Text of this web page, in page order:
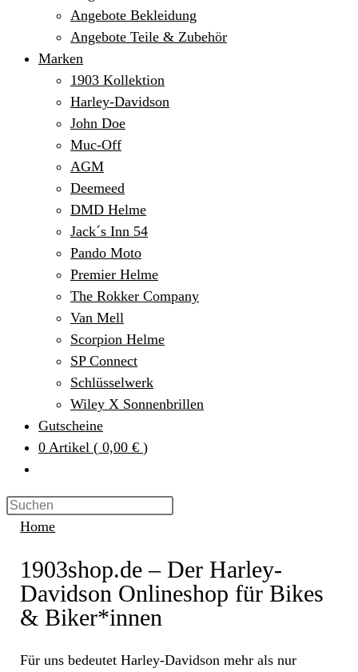
Angebote Bekleidung
Angebote Teile & Zubehör
Marken
1903 Kollektion
Harley-Davidson
John Doe
Muc-Off
AGM
Deemeed
DMD Helme
Jack´s Inn 54
Pando Moto
Premier Helme
The Rokker Company
Van Mell
Scorpion Helme
SP Connect
Schlüsselwerk
Wiley X Sonnenbrillen
Gutscheine
0 Artikel ( 0,00 € )
Home
1903shop.de – Der Harley-
Davidson Onlineshop für Bikes
& Biker*innen
Für uns bedeutet Harley-Davidson mehr als nur